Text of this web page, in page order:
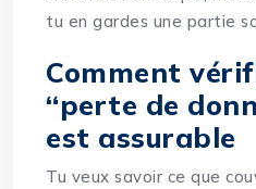
tu en gardes une partie
Comment
“perte de
est assurable
Tu veux savoir ce que